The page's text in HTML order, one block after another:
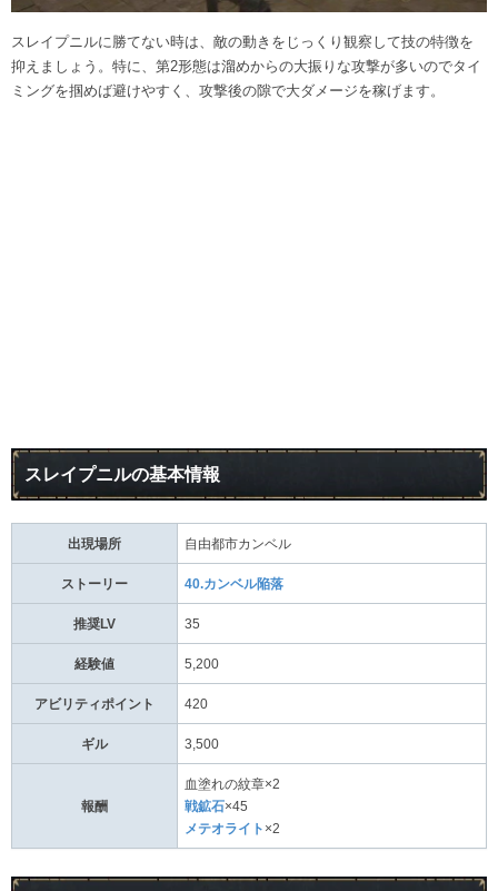
スレイプニルに勝てない時は、敵の動きをじっくり観察して技の特徴を
抑えましょう。特に、第2形態は溜めからの大振りな攻撃が多いのでタイ
ミングを掴めば避けやすく、攻撃後の隙で大ダメージを稼げます。
スレイプニルの基本情報
出現場所 自由都市カンベル
ストーリー 40.カンベル陥落
推奨LV 35
経験値 5,200
アビリティポイント 420
ギル 3,500
報酬
血塗れの紋章×2
戦鉱石×45
メテオライト ×2